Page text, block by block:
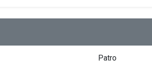
Patro